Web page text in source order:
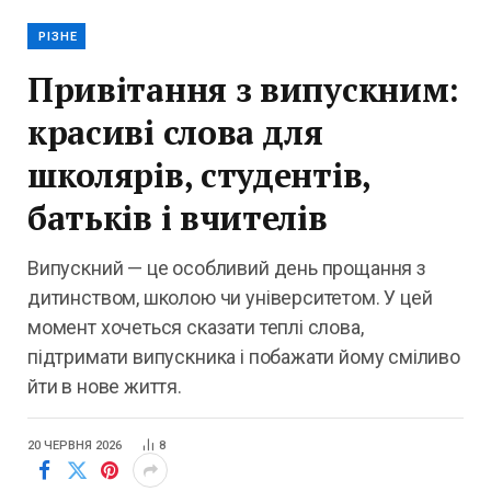
РІЗНЕ
Привітання з випускним:
красиві слова для
школярів, студентів,
батьків і вчителів
Випускний — це особливий день прощання з
дитинством, школою чи університетом. У цей
момент хочеться сказати теплі слова,
підтримати випускника і побажати йому сміливо
йти в нове життя.
20 ЧЕРВНЯ 2026 8